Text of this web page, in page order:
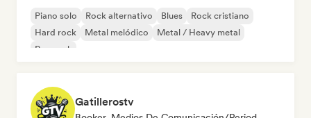
Piano solo Rock alternativo Blues
Rock cristiano
Hard rock
Metal melódico
Metal / Heavy metal
Pop rock
Gatillerostv